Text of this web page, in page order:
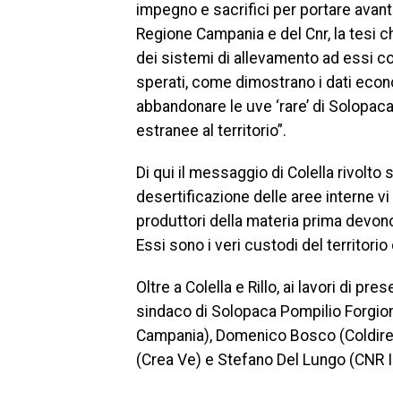
impegno e sacrifici per portare
Regione Campania e del Cnr, la
dei sistemi di allevamento ad essi
sperati, come dimostrano i dati
abbandonare le uve ‘rare’ di
estranee al territorio”.
Di qui il messaggio di Colella rivolto
desertificazione delle aree interne vi
produttori della materia prima
Essi sono i veri custodi del territorio
Oltre a Colella e Rillo, ai lavori di
sindaco di Solopaca Pompilio
Campania), Domenico Bosco
(Crea Ve) e Stefano Del Lungo (CNR